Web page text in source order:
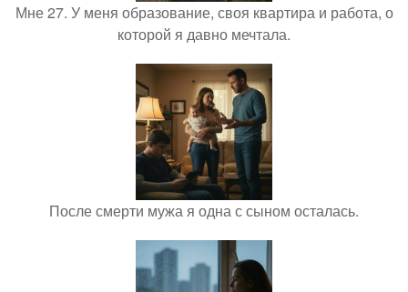
Мне 27. У меня образование, своя квартира и работа, о
которой я давно мечтала.
После смерти мужа я одна с сыном осталась.